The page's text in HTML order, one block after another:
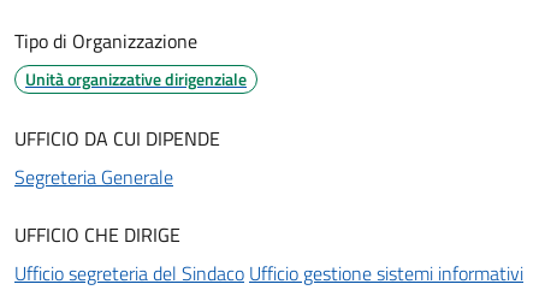
Tipo di Organizzazione
Unità organizzative dirigenziale
UFFICIO DA CUI DIPENDE
Segreteria Generale
UFFICIO CHE DIRIGE
Ufficio segreteria del Sindaco Ufficio gestione sistemi informativi